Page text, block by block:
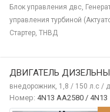
Блок управления двс,
управления турбиной
Стартер, ТНВД
ДВИГАТЕЛЬ
внедорожник, 1,8 / 150 л.с /
Номер: 4N13 AA2580 / 4N13